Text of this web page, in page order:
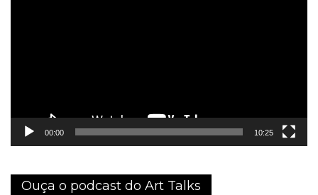
00:00 10:25
Ouça o podcast do Art Talks